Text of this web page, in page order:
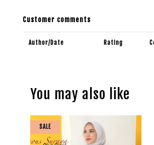
Customer comments
Author/Date Rating
You may also like
SALE